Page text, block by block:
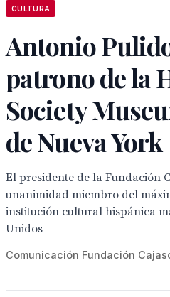
CULTURA
Antonio
patrono de la
Society
de Nueva York
El presidente de la Fundación
unanimidad miembro del
institución cultural hispánica
Unidos
Comunicación Fundación